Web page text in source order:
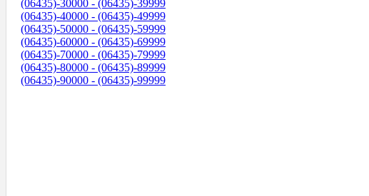
(06435)-30000 - (06435)-39999
(06435)-40000 - (06435)-49999
(06435)-50000 - (06435)-59999
(06435)-60000 - (06435)-69999
(06435)-70000 - (06435)-79999
(06435)-80000 - (06435)-89999
(06435)-90000 - (06435)-99999